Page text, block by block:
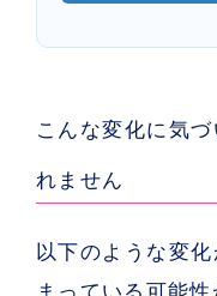
こんな変化に気
れません
以下のような変